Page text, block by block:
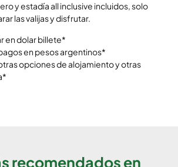
y estadía all inclusive incluidos, solo
las valijas y disfrutar.
en dolar billete*
en pesos argentinos*
opciones de alojamiento y otras
recomendados en